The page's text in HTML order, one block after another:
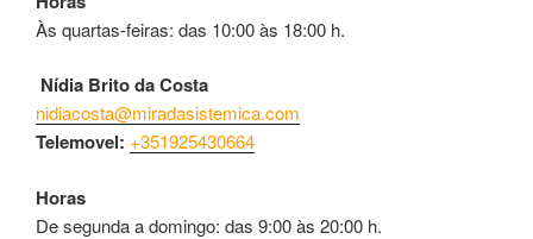
Às quartas-feiras: das 10:00 às 18:00 h.
Nídia Brito da Costa
nidiacosta@miradasistemica.com
Telemovel: +351925430664
Horas
De segunda a domingo: das 9:00 às 20:00 h.